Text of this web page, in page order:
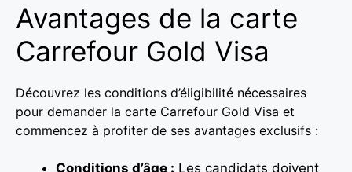
Avantages de la carte
Carrefour Gold Visa
Découvrez les conditions d’éligibilité nécessaires
pour demander la carte Carrefour Gold Visa et
commencez à profiter de ses avantages exclusifs :
Conditions d’âge : Les candidats doivent